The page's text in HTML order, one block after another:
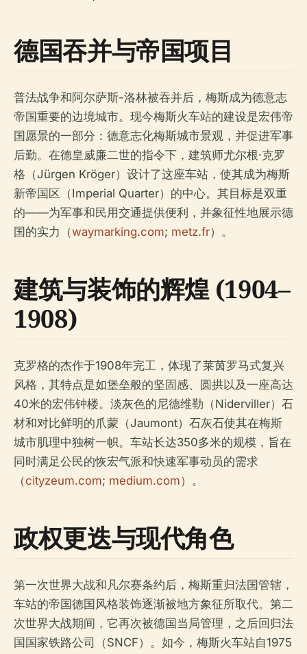
德国吞并与帝国项目
普法战争和阿尔萨斯-洛林被吞并后，梅斯成为德意志
帝国重要的边境城市。现今梅斯火车站的建设是宏伟帝
国愿景的一部分：德意志化梅斯城市景观，并促进军事
后勤。在德皇威廉二世的指令下，建筑师尤尔根·克罗
格（Jürgen Kröger）设计了这座车站，使其成为梅斯
新帝国区（Imperial Quarter）的中心。其目标是双重
的——为军事和民用交通提供便利，并象征性地展示德
国的实力（waymarking.com; metz.fr）。
建筑与装饰的辉煌 (1904–
1908)
克罗格的杰作于1908年完工，体现了莱茵罗马式复兴
风格，其特点是如堡垒般的坚固感、圆拱以及一座高达
40米的宏伟钟楼。淡灰色的尼德维勒（Niderviller）石
材和对比鲜明的爪蒙（Jaumont）石灰石使其在梅斯
城市肌理中独树一帜。车站长达350多米的规模，旨在
同时满足公民的恢宏气派和快速军事动员的需求
（cityzeum.com; medium.com）。
政权更迭与现代角色
第一次世界大战和凡尔赛条约后，梅斯重归法国管辖，
车站的帝国德国风格装饰逐渐被地方象征所取代。第二
次世界大战期间，它再次被德国当局管理，之后回归法
国国家铁路公司（SNCF）。如今，梅斯火车站自1975